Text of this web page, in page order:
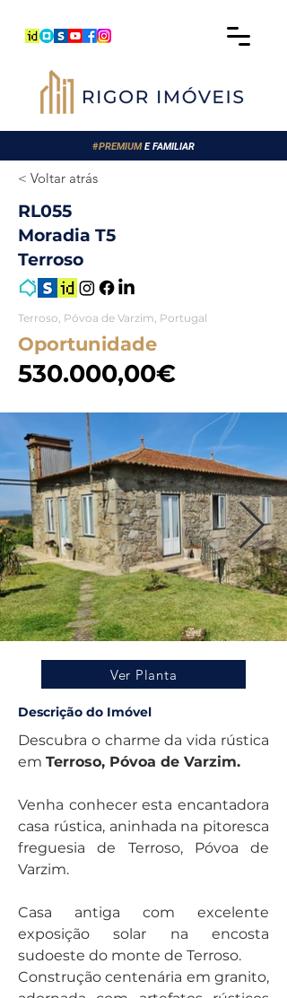
#PREMIUME FAMILIAR
< Voltar atrás
RL055
Moradia T5
Terroso
Terroso, Póvoa de Varzim, Portugal
Oportunidade
530.000,00€
Ver Planta
Descrição do Imóvel
Descubra o charme da vida rústica
em Terroso, Póvoa de Varzim.
Venha conhecer esta encantadora
casa rústica, aninhada na pitoresca
freguesia de Terroso, Póvoa de
Varzim.
Casa antiga com excelente
exposição solar na encosta
sudoeste do monte de Terroso.
Construção centenária em granito,